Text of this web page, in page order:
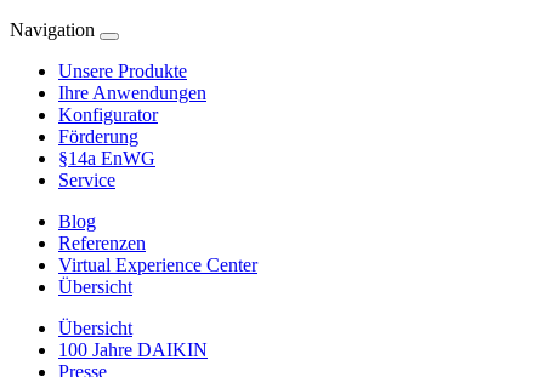
Navigation
Unsere Produkte
Ihre Anwendungen
Konfigurator
Förderung
§14a EnWG
Service
Blog
Referenzen
Virtual Experience Center
Übersicht
Übersicht
100 Jahre DAIKIN
Presse